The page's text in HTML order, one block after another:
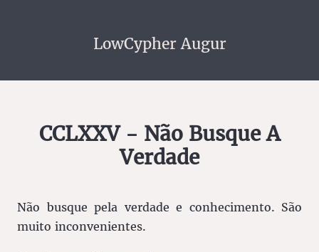
LowCypher Augur
CCLXXV - Não Busque A
Verdade
Não busque pela verdade e conhecimento. São
muito inconvenientes.